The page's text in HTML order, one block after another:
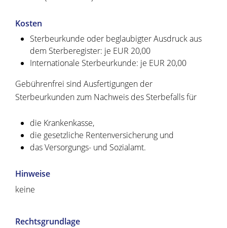
Kosten
Sterbeurkunde oder beglaubigter Ausdruck aus
dem Sterberegister: je EUR 20,00
Internationale Sterbeurkunde: je EUR 20,00
Gebührenfrei sind Ausfertigungen der
Sterbeurkunden zum Nachweis des Sterbefalls für
die Krankenkasse,
die gesetzliche Rentenversicherung und
das Versorgungs- und Sozialamt.
Hinweise
keine
Rechtsgrundlage